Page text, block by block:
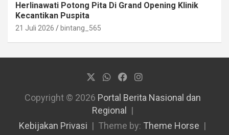
Herlinawati Potong Pita Di Grand Opening Klinik
Kecantikan Puspita
21 Juli 2026 bintang_565
Copyright © 2026 Portal Berita Nasional dan
Regional
Kebijakan Privasi
Theme by: Theme Horse